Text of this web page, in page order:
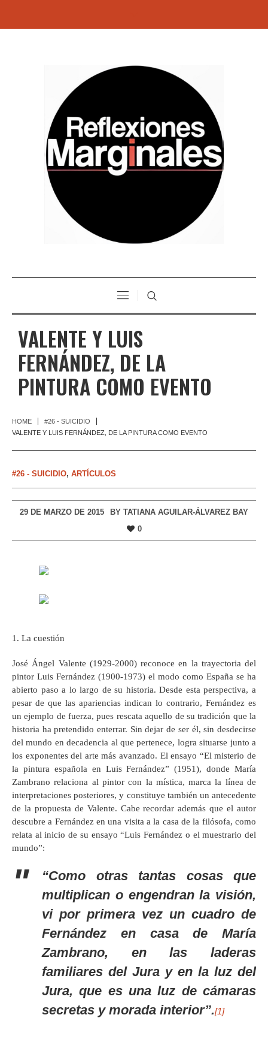
VALENTE Y LUIS
FERNÁNDEZ, DE LA
PINTURA COMO EVENTO
HOME
#26 - SUICIDIO
VALENTE Y LUIS FERNÁNDEZ, DE LA PINTURA COMO EVENTO
#26 - SUICIDIO, ARTÍCULOS
29 DE MARZO DE 2015 BY TATIANA AGUILAR-ÁLVAREZ BAY
0
1. La cuestión
José Ángel Valente (1929-2000) reconoce en la trayectoria del
pintor Luis Fernández (1900-1973) el modo como España se ha
abierto paso a lo largo de su historia. Desde esta perspectiva, a
pesar de que las apariencias indican lo contrario, Fernández es
un ejemplo de fuerza, pues rescata aquello de su tradición que la
historia ha pretendido enterrar. Sin dejar de ser él, sin desdecirse
del mundo en decadencia al que pertenece, logra situarse junto a
los exponentes del arte más avanzado. El ensayo “El misterio de
la pintura española en Luis Fernández” (1951), donde María
Zambrano relaciona al pintor con la mística, marca la línea de
interpretaciones posteriores, y constituye también un antecedente
de la propuesta de Valente. Cabe recordar además que el autor
descubre a Fernández en una visita a la casa de la filósofa, como
relata al inicio de su ensayo “Luis Fernández o el muestrario del
mundo”:
“Como otras tantas cosas que
multiplican o engendran la visión,
vi por primera vez un cuadro de
Fernández en casa de María
Zambrano, en las laderas
familiares del Jura y en la luz del
Jura, que es una luz de cámaras
secretas y morada interior”.[1]